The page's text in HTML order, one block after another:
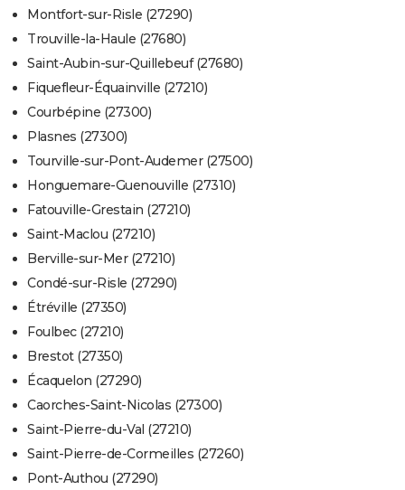
Montfort-sur-Risle (27290)
Trouville-la-Haule (27680)
Saint-Aubin-sur-Quillebeuf (27680)
Fiquefleur-Équainville (27210)
Courbépine (27300)
Plasnes (27300)
Tourville-sur-Pont-Audemer (27500)
Honguemare-Guenouville (27310)
Fatouville-Grestain (27210)
Saint-Maclou (27210)
Berville-sur-Mer (27210)
Condé-sur-Risle (27290)
Étréville (27350)
Foulbec (27210)
Brestot (27350)
Écaquelon (27290)
Caorches-Saint-Nicolas (27300)
Saint-Pierre-du-Val (27210)
Saint-Pierre-de-Cormeilles (27260)
Pont-Authou (27290)